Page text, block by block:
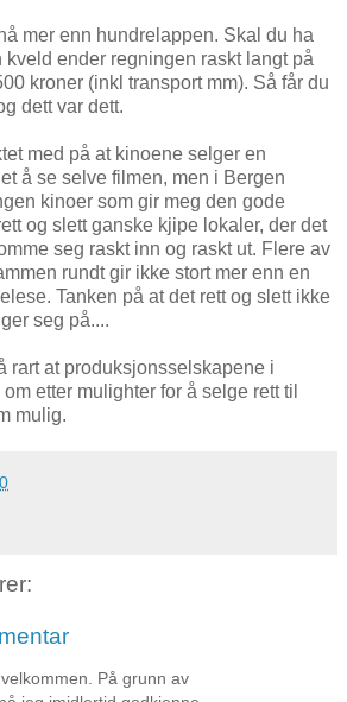
mer enn hundrelappen. Skal du ha
kveld ender regningen raskt langt på
kroner (inkl transport mm). Så får du
dett var dett.
med på at kinoene selger en
å se selve filmen, men i Bergen
kinoer som gir meg den gode
og slett ganske kjipe lokaler, der det
seg raskt inn og raskt ut. Flere av
rundt gir ikke stort mer enn en
Tanken på at det rett og slett ikke
seg på....
rart at produksjonsselskapene i
etter mulighter for å selge rett til
mulig.
På grunn av